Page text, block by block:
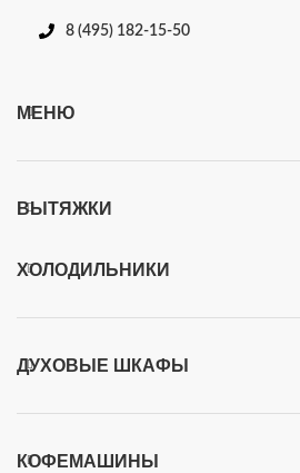
8 (495) 182-15-50
МЕНЮ
ВЫТЯЖКИ
ХОЛОДИЛЬНИКИ
ДУХОВЫЕ ШКАФЫ
КОФЕМАШИНЫ